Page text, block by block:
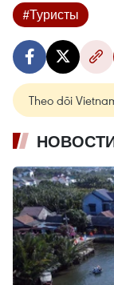
#Туристы
Theo dõi